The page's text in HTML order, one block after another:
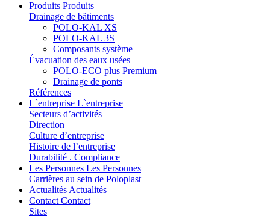
Produits Produits
Drainage de bâtiments
POLO-KAL XS
POLO-KAL 3S
Composants système
Évacuation des eaux usées
POLO-ECO plus Premium
Drainage de ponts
Références
L`entreprise L`entreprise
Secteurs d’activités
Direction
Culture d’entreprise
Histoire de l’entreprise
Durabilité . Compliance
Les Personnes Les Personnes
Carrières au sein de Poloplast
Actualités Actualités
Contact Contact
Sites